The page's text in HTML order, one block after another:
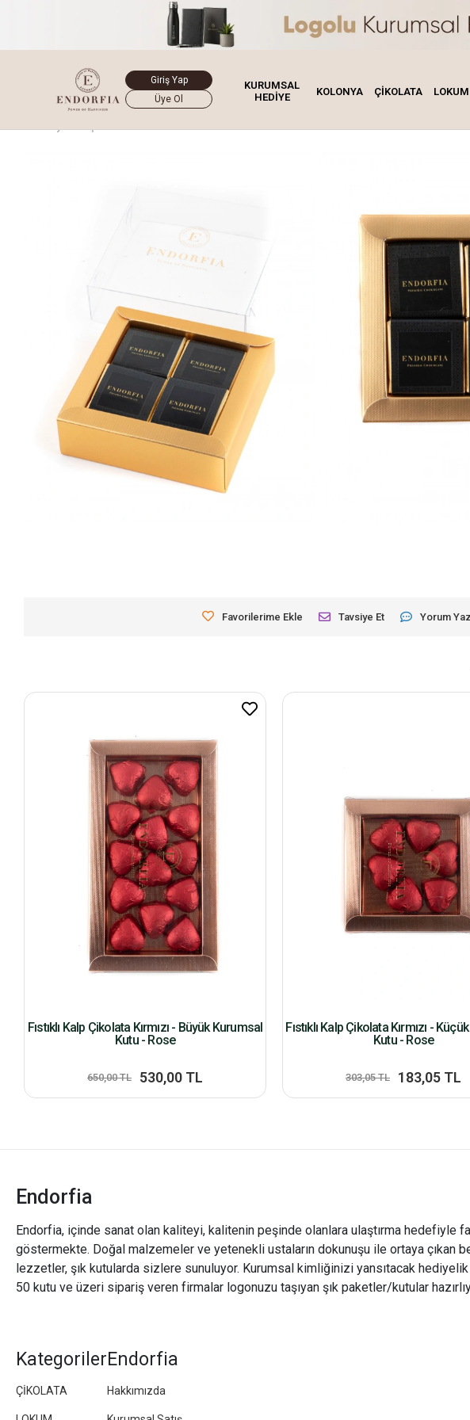
Giriş Yap
Üye Ol
KURUMSAL
HEDİYE
KOLONYA ÇİKOLATA LOKUM
Favorilerime Ekle Tavsiye Et Yorum Yaz
Fıstıklı Kalp Çikolata Kırmızı - Büyük Kurumsal
Kutu - Rose
650,00 TL 530,00 TL
Fıstıklı Kalp Çikolata Kırmızı -
Kutu - Rose
303,05 TL 183,05 TL
Endorfia
Endorfia, içinde sanat olan kaliteyi, kalitenin peşinde olanlara ulaştırma hedefiyle
göstermekte. Doğal malzemeler ve yetenekli ustaların dokunuşu ile ortaya çıkan
lezzetler, şık kutularda sizlere sunuluyor. Kurumsal kimliğinizi yansıtacak
50 kutu ve üzeri sipariş veren firmalar logonuzu taşıyan şık paketler/kutular
Kategoriler
ÇİKOLATA
Endorfia
Hakkımızda